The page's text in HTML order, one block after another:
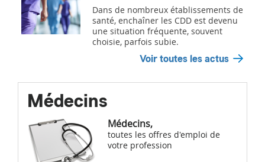
Dans de nombreux établissements de
santé, enchaîner les CDD est devenu
une situation fréquente, souvent
choisie, parfois subie.
Voir toutes les actus
Médecins
Médecins,
toutes les offres d'emploi de
votre profession